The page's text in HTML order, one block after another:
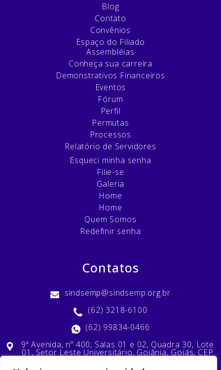
Blog
Contato
Convênios
Espaço do Filiado
Assembléias
Conheça sua carreira
Demonstrativos Financeiros
Eventos
Fórum
Perfil
Permutas
Processos
Relatório de Servidores
Esqueci minha senha
Filie-se
Galeria
Home
Home
Quem Somos
Redefinir senha
Contatos
sindsemp@sindsemp.org.br
(62) 3218-6100
(62) 99834-0466
9ª Avenida, nº 400, Salas 01 e 02, Quadra 30, Lote
01, Setor Leste Universitário, Goiânia, Goiás, CEP